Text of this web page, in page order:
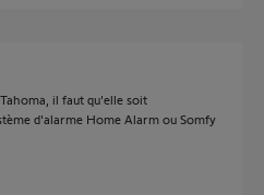
il faut qu'elle soit
d'alarme Home Alarm ou Somfy